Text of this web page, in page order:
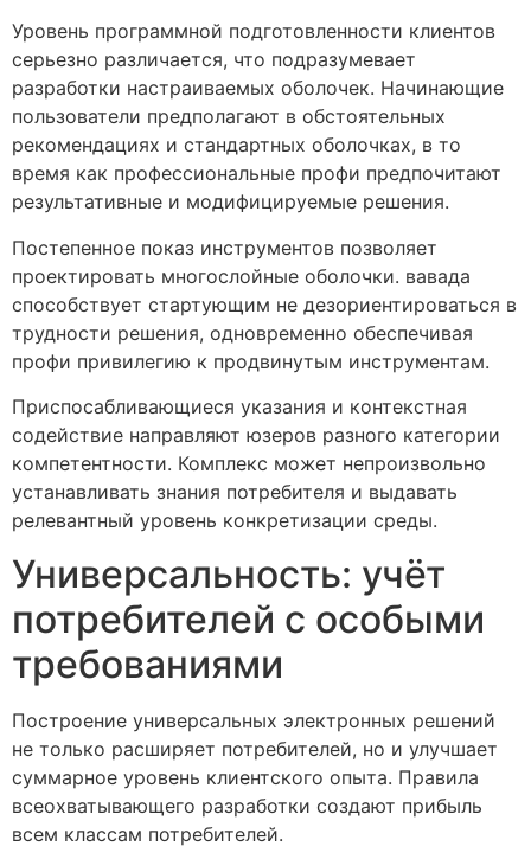
Уровень программной подготовленности клиентов
серьезно различается, что подразумевает
разработки настраиваемых оболочек. Начинающие
пользователи предполагают в обстоятельных
рекомендациях и стандартных оболочках, в то
время как профессиональные профи предпочитают
результативные и модифицируемые решения.
Постепенное показ инструментов позволяет
проектировать многослойные оболочки. вавада
способствует стартующим не дезориентироваться в
трудности решения, одновременно обеспечивая
профи привилегию к продвинутым инструментам.
Приспосабливающиеся указания и контекстная
содействие направляют юзеров разного категории
компетентности. Комплекс может непроизвольно
устанавливать знания потребителя и выдавать
релевантный уровень конкретизации среды.
Универсальность: учёт
потребителей с особыми
требованиями
Построение универсальных электронных решений
не только расширяет потребителей, но и улучшает
суммарное уровень клиентского опыта. Правила
всеохватывающего разработки создают прибыль
всем классам потребителей.